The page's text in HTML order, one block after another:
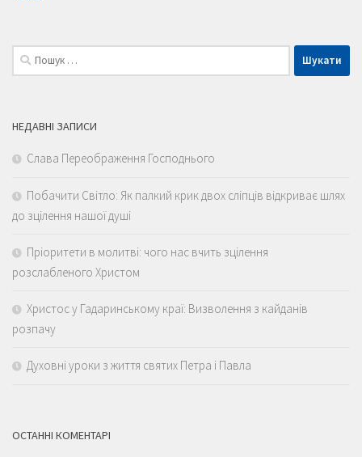
Пошук:
НЕДАВНІ ЗАПИСИ
Слава Переображення Господнього
Побачити Світло: Як палкий крик двох сліпців відкриває шлях
до зцілення нашої душі
Пріоритети в молитві: чого нас вчить зцілення
розслабленого Христом
Христос у Гадаринському краї: Визволення з кайданів
розпачу
Духовні уроки з життя святих Петра і Павла
ОСТАННІ КОМЕНТАРІ